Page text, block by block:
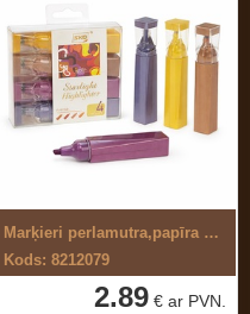
Marķieri perlamutra,papīra un metāla ...
Kods: 8212079
2.89 € ar PVN.